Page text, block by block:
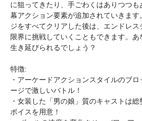
に狙ってきたり、手ごわくはありつつ
幕アクション要素が追加されていきま
ジをすべてクリアした後は、エンドレ
限界に挑戦していくこともできます。あ
生き延びられるでしょう？
特徴:
・アーケードアクションスタイルのブ
ージで激しいバトル！
・女装した「男の娘」質のキャストは
ボイスを用意！